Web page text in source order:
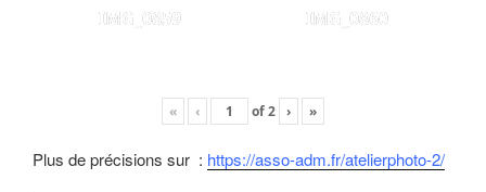
IMG_0859 IMG_0860
« ‹ of2 › »
Plus de précisions sur : https://asso-adm.fr/atelierphoto-2/